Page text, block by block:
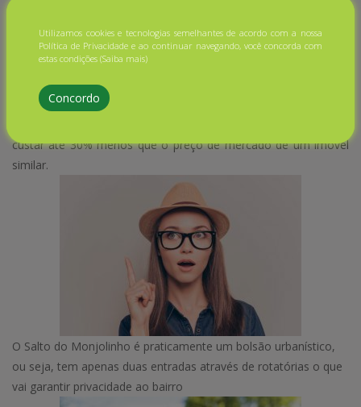
custar até 30% menos que o preço de mercado de um imóvel
similar.
O Salto do Monjolinho é praticamente um bolsão urbanístico,
ou seja, tem apenas duas entradas através de rotatórias o que
vai garantir privacidade ao bairro
Utilizamos cookies e tecnologias semelhantes de acordo com a nossa
Política de Privacidade e ao continuar navegando, você concorda com
estas condições (Saiba mais)
Concordo